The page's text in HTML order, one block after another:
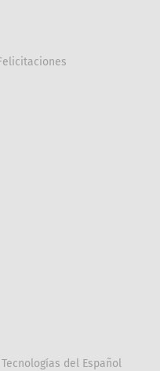
del Español